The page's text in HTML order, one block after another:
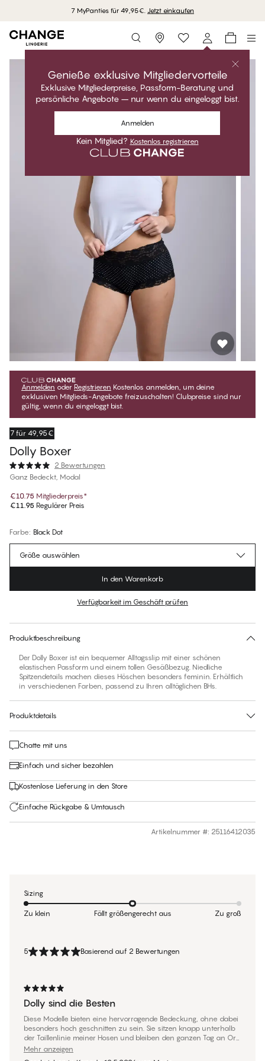
7 MyPanties für 49,95€. Jetzt einkaufen
Storefinder
Genieße exklusive Mitgliedervorteile
Exklusive Mitgliederpreise, Passform-Beratung und
persönliche Angebote – nur wenn du eingeloggt bist.
Anmelden
Kein Mitglied? Kostenlos registrieren
Anmelden oder Registrieren Kostenlos anmelden, um deine
exklusiven Mitglieds-Angebote freizuschalten! Clubpreise sind nur
gültig, wenn du eingeloggt bist.
7 für 49,95€
Dolly Boxer
2 Bewertungen
Ganz Bedeckt, Modal
€10.75 Mitgliederpreis*
€11.95 Regulärer Preis
Farbe: Black Dot
Für diesen Artikel gibt es keine empfohlene Größe
Größe auswählen
In den Warenkorb
Verfügbarkeit im Geschäft prüfen
Produktbeschreibung
Der Dolly Boxer ist ein bequemer Alltagsslip mit einer schönen
elastischen Passform und einem tollen Gesäßbezug. Niedliche
Spitzendetails machen dieses Höschen besonders feminin. Erhältlich
in verschiedenen Farben, passend zu Ihren alltäglichen BHs.
Produktdetails
Chatte mit uns
Einfach und sicher bezahlen
Kostenlose Lieferung in den Store
Einfache Rückgabe & Umtausch
Artikelnummer #: 25116412035
5 Basierend auf 2 Bewertungen
Dolly sind die Besten
Diese Modelle bieten eine hervorragende Bedeckung, ohne dabei
besonders hoch geschnitten zu sein. Sie sitzen knapp unterhalb
der Taillenlinie meiner Hosen und bleiben den ganzen Tag an Ort
und Stelle. Kein Verrutschen! Die Spitze am Beinrand schnürt nicht
Mehr anzeigen
Sizing
Zu klein Fällt größengerecht aus Zu groß